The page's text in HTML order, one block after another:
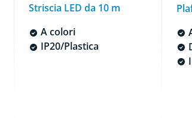
Striscia LED da 10 m
A colori
IP20/Plastica